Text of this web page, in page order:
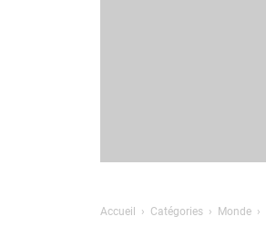
Accueil Catégories Monde